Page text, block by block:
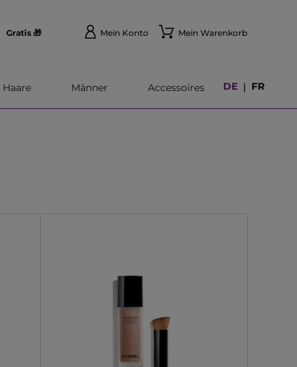
Gratis 🎁 Mein Konto Mein Warenkorb
DE | FR
Haare Männer Accessoires